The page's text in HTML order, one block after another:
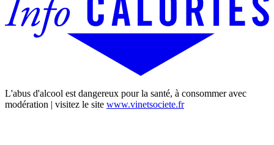
L'abus d'alcool est dangereux pour la santé, à consommer avec
modération | visitez le site www.vinetsociete.fr